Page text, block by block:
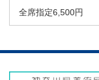
全席指定6,500円